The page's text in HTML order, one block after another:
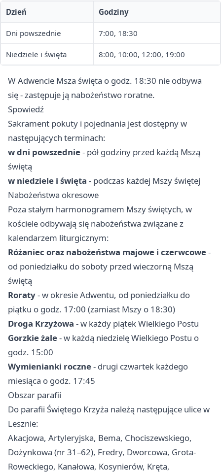
Dzień Godziny
Dni powszednie 7:00, 18:30
Niedziele i święta 8:00, 10:00, 12:00, 19:00
W Adwencie Msza święta o godz. 18:30 nie odbywa
się - zastępuje ją nabożeństwo roratne.
Spowiedź
Sakrament pokuty i pojednania jest dostępny w
następujących terminach:
w dni powszednie- pół godziny przed każdą Mszą
świętą
w niedziele i święta - podczas każdej Mszy świętej
Nabożeństwa okresowe
Poza stałym harmonogramem Mszy świętych, w
kościele odbywają się nabożeństwa związane z
kalendarzem liturgicznym:
Różaniec oraz nabożeństwa majowe i czerwcowe-
od poniedziałku do soboty przed wieczorną Mszą
świętą
Roraty- w okresie Adwentu, od poniedziałku do
piątku o godz. 17:00 (zamiast Mszy o 18:30)
Droga Krzyżowa - w każdy piątek Wielkiego Postu
Gorzkie żale- w każdą niedzielę Wielkiego Postu o
godz. 15:00
Wymienianki roczne- drugi czwartek każdego
miesiąca o godz. 17:45
Obszar parafii
Do parafii Świętego Krzyża należą następujące ulice w
Lesznie:
Akacjowa, Artyleryjska, Bema, Chociszewskiego,
Dożynkowa (nr 31–62), Fredry, Dworcowa, Grota-
Roweckiego, Kanałowa, Kosynierów, Kręta,